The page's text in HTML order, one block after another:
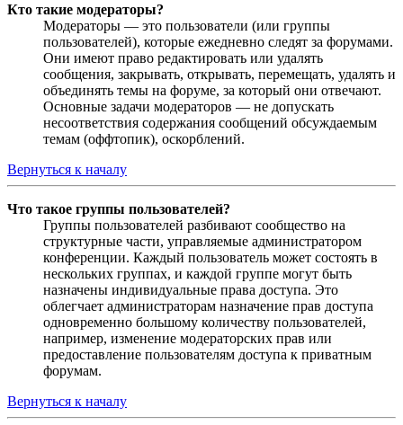
Кто такие модераторы?
Модераторы — это пользователи (или группы
пользователей), которые ежедневно следят за форумами.
Они имеют право редактировать или удалять
сообщения, закрывать, открывать, перемещать, удалять и
объединять темы на форуме, за который они отвечают.
Основные задачи модераторов — не допускать
несоответствия содержания сообщений обсуждаемым
темам (оффтопик), оскорблений.
Вернуться к началу
Что такое группы пользователей?
Группы пользователей разбивают сообщество на
структурные части, управляемые администратором
конференции. Каждый пользователь может состоять в
нескольких группах, и каждой группе могут быть
назначены индивидуальные права доступа. Это
облегчает администраторам назначение прав доступа
одновременно большому количеству пользователей,
например, изменение модераторских прав или
предоставление пользователям доступа к приватным
форумам.
Вернуться к началу